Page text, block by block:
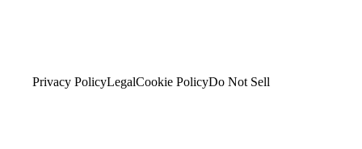
Privacy PolicyLegalCookie PolicyDo Not Sell